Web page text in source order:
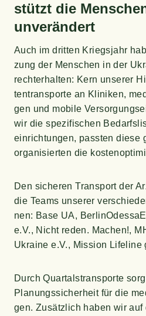
stützt die
unverändert
Auch im drit­ten Kriegs­jahr
zung der Men­schen in der
recht­erhal­ten: Kern unse­rer
ten­trans­por­te an Kli­ni­ken,
gen und mobi­le
wir die spe­zi­fi­schen
ein­rich­tun­gen, pass­ten die­se
orga­ni­sier­ten die
Den siche­ren Trans­port der
die Teams unse­rer
nen: Base UA,
e.V., Nicht reden. Machen!,
Ukrai­ne e.V., Mis­si­on Life­line
Durch Quar­tals­trans­por­te
Pla­nungs­si­cher­heit für die
gen. Zusätz­lich haben wir auf